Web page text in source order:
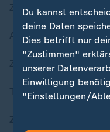
Zuletzt veröffentlicht
Aktuelle Sendungs-
ZDFheute Stories
Themen im Überblick
Du kannst
deine Daten
Dies betrifft nur
"Zustimmen"
unserer
Einwilligung
"Einstellungen/